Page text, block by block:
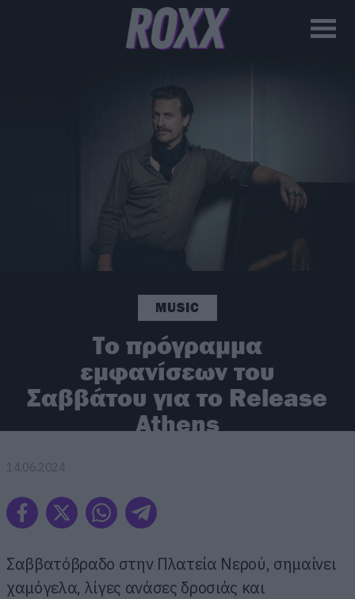
MUSIC
Το πρόγραμμα
εμφανίσεων του
Σαββάτου για το Release
Athens
14.06.2024
Σαββατόβραδο στην Πλατεία Νερού, σημαίνει
χαμόγελα, λίγες ανάσες δροσιάς και